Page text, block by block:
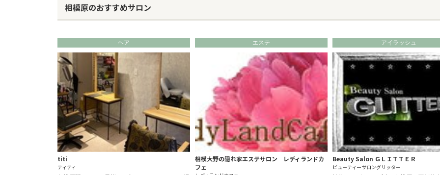
相模原のおすすめサロン
ヘア
titi
ティティ
エステ
相模大野の隠れ家エステサロン レディランドカ
フェ
アイラッシュ
Beauty Salon ＧＬＩＴＴＥＲ
ビューティーサロングリッター